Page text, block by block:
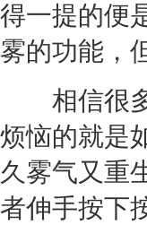
得一提的便
雾的功能，
相信很多
烦恼的就是
久雾气又重
者伸手按下